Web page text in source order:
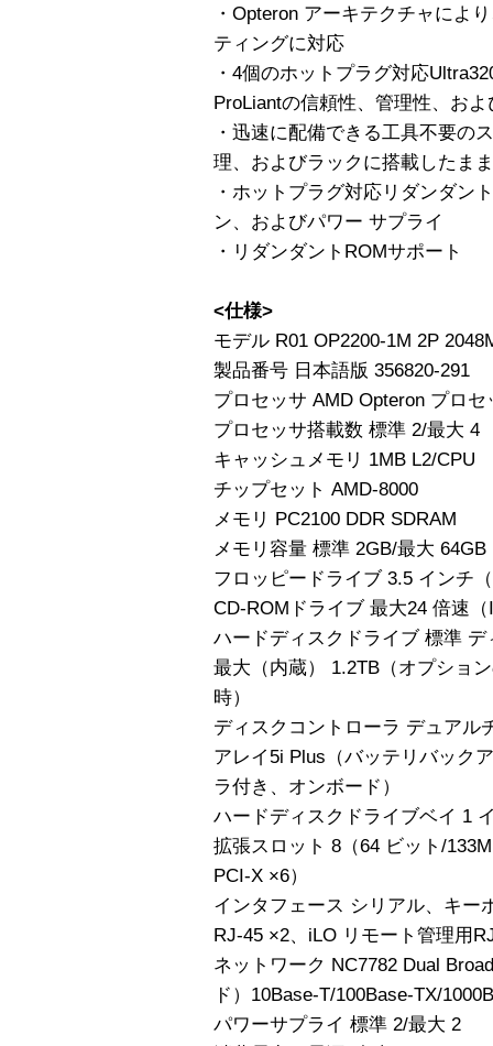
・Opteron アーキテクチャによ
ティングに対応
・4個のホットプラグ対応
ProLiantの信頼性、管理性、お
・迅速に配備できる工具不要の
理、およびラックに搭載したま
・ホットプラグ対応リダンダン
ン、およびパワー サプライ
・リダンダントROMサポート
<仕様>
モデル R01 OP2200-1M 2P
製品番号 日本語版 356820-291
プロセッサ AMD Opteron プロ
プロセッサ搭載数 標準 2/最大 4
キャッシュメモリ 1MB L2/CPU
チップセット AMD-8000
メモリ PC2100 DDR SDRAM
メモリ容量 標準 2GB/最大 64GB
フロッピードライブ 3.5 インチ
CD-ROMドライブ 最大24 倍速
ハードディスクドライブ 標準 デ
最大（内蔵） 1.2TB（オプショ
時）
ディスクコントローラ デュアル
アレイ5i Plus（バッテリバック
ラ付き、オンボード）
ハードディスクドライブベイ 1
拡張スロット 8（64 ビット/
PCI-X ×6）
インタフェース シリアル、キー
RJ-45 ×2、iLO リモート管理用
ネットワーク NC7782 Dual
ド）10Base-T/100Base-TX/
パワーサプライ 標準 2/最大 2